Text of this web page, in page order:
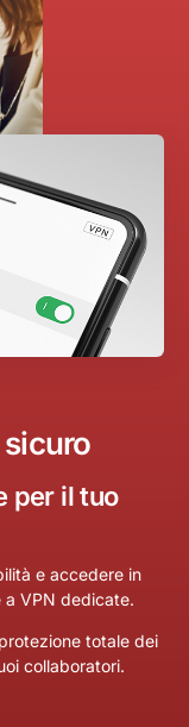
per il tuo
e accedere in
a VPN dedicate.
totale dei
collaboratori.